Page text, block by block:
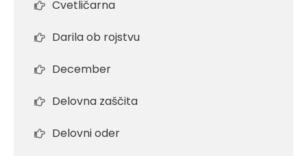
Cvetličarna
Darila ob rojstvu
December
Delovna zaščita
Delovni oder